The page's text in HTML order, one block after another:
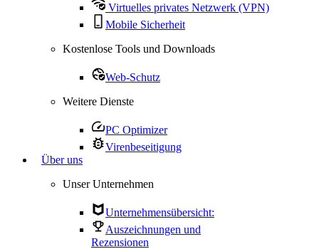
Virtuelles privates Netzwerk (VPN)
Mobile Sicherheit
Kostenlose Tools und Downloads
Web-Schutz
Weitere Dienste
PC Optimizer
Virenbeseitigung
Über uns
Unser Unternehmen
Unternehmensübersicht:
Auszeichnungen und
Rezensionen